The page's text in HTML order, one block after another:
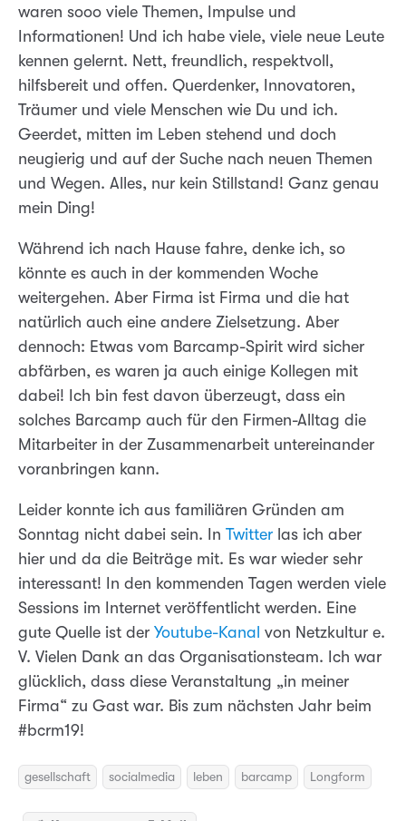
waren sooo viele Themen, Impulse und
Informationen! Und ich habe viele, viele neue Leute
kennen gelernt. Nett, freundlich, respektvoll,
hilfsbereit und offen. Querdenker, Innovatoren,
Träumer und viele Menschen wie Du und ich.
Geerdet, mitten im Leben stehend und doch
neugierig und auf der Suche nach neuen Themen
und Wegen. Alles, nur kein Stillstand! Ganz genau
mein Ding!
Während ich nach Hause fahre, denke ich, so
könnte es auch in der kommenden Woche
weitergehen. Aber Firma ist Firma und die hat
natürlich auch eine andere Zielsetzung. Aber
dennoch: Etwas vom Barcamp-Spirit wird sicher
abfärben, es waren ja auch einige Kollegen mit
dabei! Ich bin fest davon überzeugt, dass ein
solches Barcamp auch für den Firmen-Alltag die
Mitarbeiter in der Zusammenarbeit untereinander
voranbringen kann.
Leider konnte ich aus familiären Gründen am
Sonntag nicht dabei sein. In Twitter las ich aber
hier und da die Beiträge mit. Es war wieder sehr
interessant! In den kommenden Tagen werden viele
Sessions im Internet veröffentlicht werden. Eine
gute Quelle ist der Youtube-Kanal von Netzkultur e.
V. Vielen Dank an das Organisationsteam. Ich war
glücklich, dass diese Veranstaltung „in meiner
Firma“ zu Gast war. Bis zum nächsten Jahr beim
#bcrm19!
gesellschaft socialmedia leben barcamp Longform